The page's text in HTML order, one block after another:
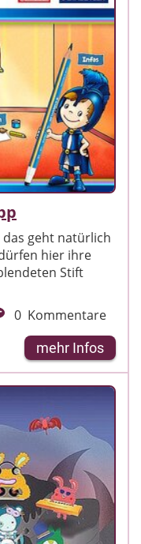
geht natürlich
hier ihre
Stift
0 Kommentare
mehr Infos